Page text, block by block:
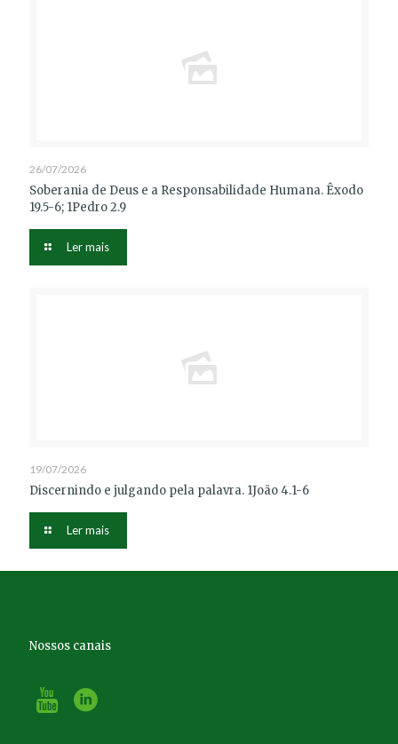
26/07/2026
Soberania de Deus e a Responsabilidade Humana. Êxodo
19.5-6; 1Pedro 2.9
Ler mais
19/07/2026
Discernindo e julgando pela palavra. 1João 4.1-6
Ler mais
Nossos canais